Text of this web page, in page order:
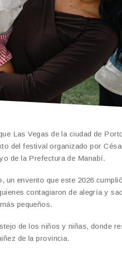
Las Vegas de la ciudad de
del festival organizado por
de la Prefectura de Manabí.
envento que este 2026
contagiaron de alegría y
pequeños.
de los niños y niñas, donde
de la provincia.